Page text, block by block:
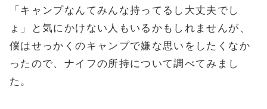
「キャンプなんてみんな持ってるし大丈夫でし
ょ」と気にかけない人もいるかもしれませんが、
僕はせっかくのキャンプで嫌な思いをしたくなか
ったので、ナイフの所持について調べてみまし
た。